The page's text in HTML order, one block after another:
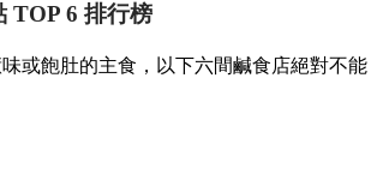
TOP 6 排行榜
或飽肚的主食，以下六間鹹食店絕對不能